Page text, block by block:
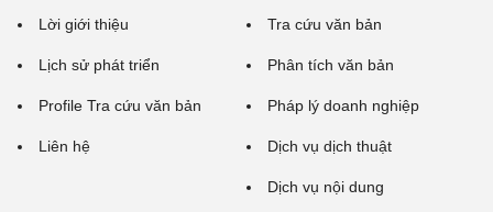
Lời giới thiệu
Lịch sử phát triển
Profile Tra cứu văn bản
Liên hệ
Tra cứu văn bản
Phân tích văn bản
Pháp lý doanh nghiệp
Dịch vụ dịch thuật
Dịch vụ nội dung